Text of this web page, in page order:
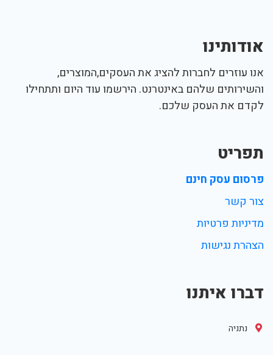
אודותינו
אנו עוזרים לחברות להציג את העסקים,המוצרים,
והשירותים שלהם באינטרנט. הירשמו עוד היום ותתחילו
לקדם את העסק שלכם.
תפריט
פרסום עסק חינם
צור קשר
מדיניות פרטיות
הצהרת נגישות
דברו איתנו
נתניה